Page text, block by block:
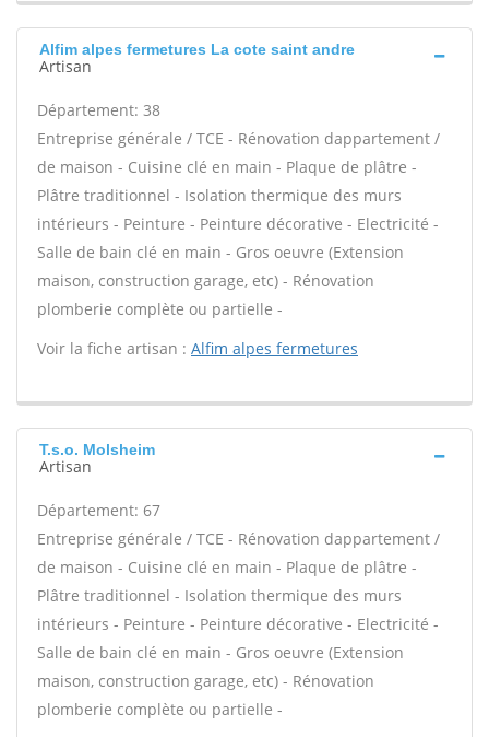
Alfim alpes fermetures La cote saint andre
Artisan
Département: 38
Entreprise générale / TCE - Rénovation dappartement /
de maison - Cuisine clé en main - Plaque de plâtre -
Plâtre traditionnel - Isolation thermique des murs
intérieurs - Peinture - Peinture décorative - Electricité -
Salle de bain clé en main - Gros oeuvre (Extension
maison, construction garage, etc) - Rénovation
plomberie complète ou partielle -
Voir la fiche artisan : Alfim alpes fermetures
T.s.o. Molsheim
Artisan
Département: 67
Entreprise générale / TCE - Rénovation dappartement /
de maison - Cuisine clé en main - Plaque de plâtre -
Plâtre traditionnel - Isolation thermique des murs
intérieurs - Peinture - Peinture décorative - Electricité -
Salle de bain clé en main - Gros oeuvre (Extension
maison, construction garage, etc) - Rénovation
plomberie complète ou partielle -